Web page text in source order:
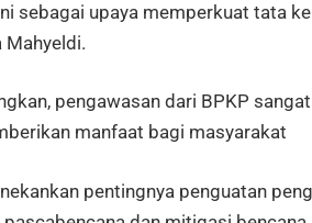
sebagai upaya memperkuat tata
Mahyeldi.
pengawasan dari BPKP
manfaat bagi masyarakat
pentingnya penguatan